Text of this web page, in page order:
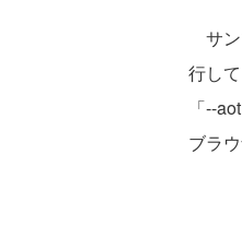
サン
行し
「--
ブラ